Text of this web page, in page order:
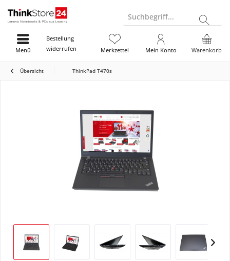
Suchbegriff...
Bestellung
widerrufen
Warenkorb
Merkzettel Mein Konto
Menü
Übersicht ThinkPad T470s